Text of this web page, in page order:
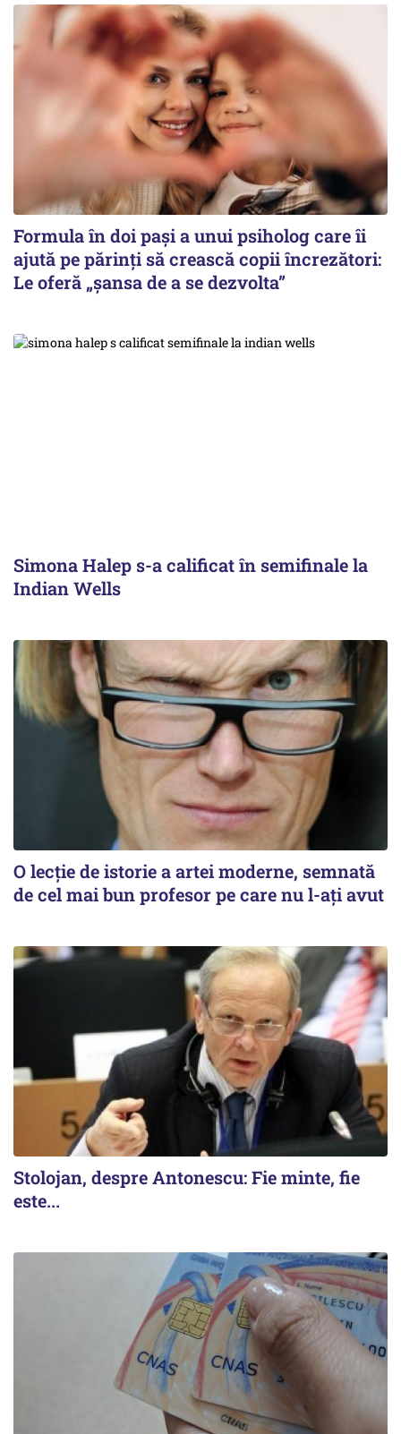
Formula în doi pași a unui psiholog care îi
ajută pe părinți să crească copii încrezători:
Le oferă „șansa de a se dezvolta”
Simona Halep s-a calificat în semifinale la
Indian Wells
O lecție de istorie a artei moderne, semnată
de cel mai bun profesor pe care nu l-ați avut
Stolojan, despre Antonescu: Fie minte, fie
este...